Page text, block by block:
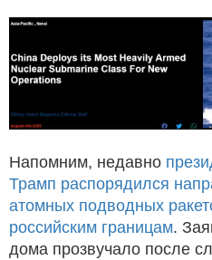
Напомним, недавно
Трамп распорядился
атомных подводных
российским границам.
дома прозвучало после